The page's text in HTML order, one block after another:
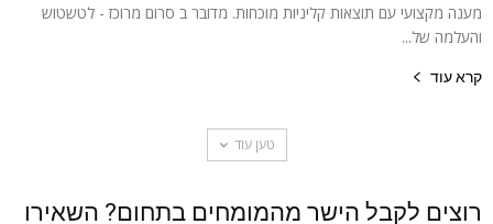
מענה מקצועי עם תוצאות קליניות מוכחות. מדובר ב סרום מרוכז - לטשטוש
והעלמה של...
קרא עוד
טען עוד
רוצים לקבל הישר מהמומחים בתחום? השאירו